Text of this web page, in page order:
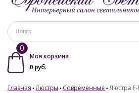
0
Моя корзина
0 руб.
Главная Люстры Современные Люстра